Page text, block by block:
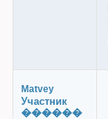
Matvey
Участник
������